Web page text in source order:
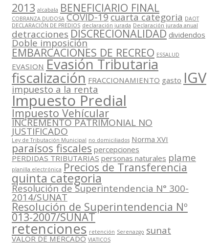
2013 alcabala BENEFICIARIO FINAL
COBRANZA DUDOSA COVID-19cuarta categoria DAOT
DECLARACIÓN DE PREDIOS declaración jurada Declaración jurada anual
detracciones DISCRECIONALIDAD dividendos
Doble imposición
EMBARCACIONES DE RECREO ESSALUD
EVASION Evasión Tributaria
fiscalización FRACCIONAMIENTO gasto IGV
impuesto a la renta
Impuesto Predial
Impuesto Vehícular
INCREMENTO PATRIMONIAL NO
JUSTIFICADO
Ley de Tributación Municipal no domiciliados Norma XVI
paraísos fiscales percepciones
PERDIDAS TRIBUTARIAS personas naturales plame
planilla electrónica Precios de Transferencia
quinta categoria
Resolución de Superintendencia N° 300-
2014/SUNAT
Resolución de Superintendencia Nº
013-2007/SUNAT
retenciones retención Serenazgo sunat
VALOR DE MERCADO VIATICOS